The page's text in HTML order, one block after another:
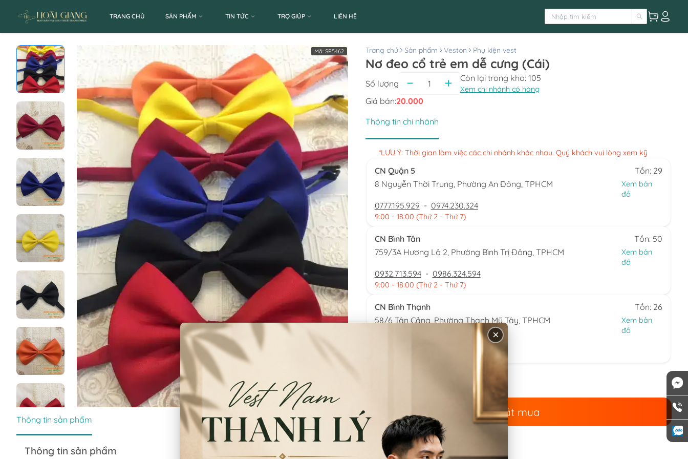
TRANG CHỦ SẢN PHẨM TIN TỨC TRỢ GIÚP LIÊN HỆ
Mã: SP5462
Thông tin sản phẩm
Thông tin sản phẩm
Trang chủ Sản phẩm Veston Phụ kiện vest
Nơ đeo cổ trẻ em dễ cưng (Cái)
Số lượng
Còn lại trong kho: 105
Xem chi nhánh có hàng
Giá bán:20.000
Thông tin chi nhánh
*LƯU Ý: Thời gian làm việc các chi nhánh khác nhau. Quý khách vui lòng xem kỹ
CN Quận 5
Tồn: 29
8 Nguyễn Thời Trung, Phường An Đông, TPHCM
Xem bản
đồ
0777.195.929 - 0974.230.324
9:00 - 18:00 (Thứ 2 - Thứ 7)
CN Bình Tân
Tồn: 50
759/3A Hương Lộ 2, Phường Bình Trị Đông, TPHCM
Xem bản
đồ
0932.713.594 - 0986.324.594
9:00 - 18:00 (Thứ 2 - Thứ 7)
CN Bình Thạnh
Tồn: 26
58/6 Tân Cảng, Phường Thạnh Mỹ Tây, TPHCM
Xem bản
đồ
Đặt mua
×